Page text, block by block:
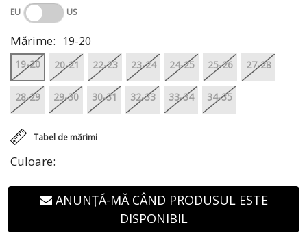
EU US
Culoare:
Tabel de mărimi
Mărime: 19-20
19-20 20-21 22-23 23-24 24-25 25-26 27-28
28-29 29-30 30-31 32-33 33-34 34-35
ANUNȚĂ-MĂ CÂND PRODUSUL ESTE
DISPONIBIL